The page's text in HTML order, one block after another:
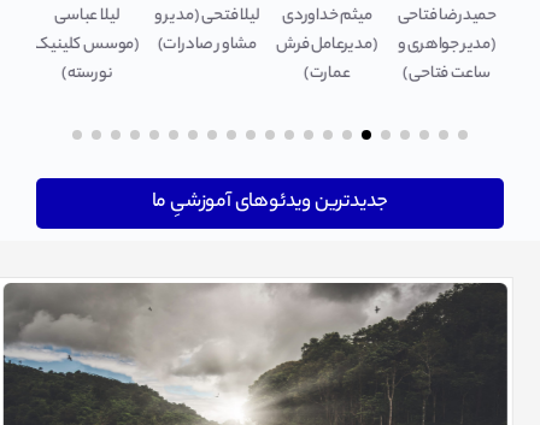
حمیدرضا فتاحی
(مدیر جواهری و
ساعت فتاحی)
میثم خداوردی
(مدیرعامل فرش
عمارت)
لیلا فتحی (مدیر و
مشاور صادرات)
لیلا عباسی
(موسس کلینیک
نورسته)
جدیدترین ویدئوهای آموزشیِ ما